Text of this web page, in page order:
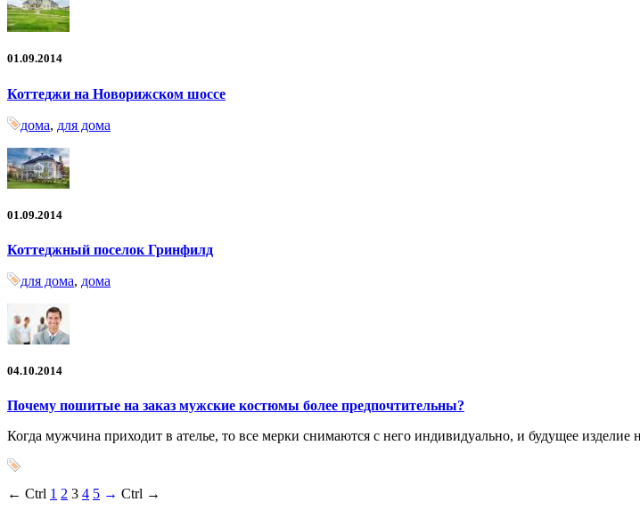
01.09.2014
Коттеджи на Новорижском шоссе
дома, для дома
01.09.2014
Коттеджный поселок Гринфилд
для дома, дома
04.10.2014
Почему пошитые на заказ мужские костюмы более предпочтительны?
Когда мужчина приходит в ателье, то все мерки снимаются с него индивидуально, и будущее
← Ctrl 1 2 3 4 5 → Ctrl →